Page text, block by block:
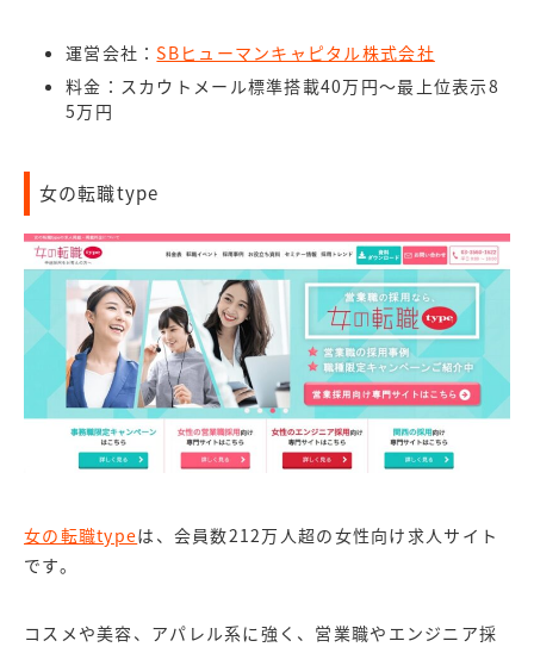
運営会社：SBヒューマンキャピタル株式会社
料金：スカウトメール標準搭載40万円～最上位表示8
5万円
女の転職type
女の転職typeは、会員数212万人超の女性向け求人サイト
です。
コスメや美容、アパレル系に強く、営業職やエンジニア採